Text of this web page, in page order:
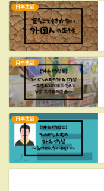
日本生活
日本生活
日本生活